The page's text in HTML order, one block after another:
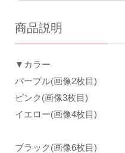
商品説明
▼カラー
パープル(画像2枚目)
ピンク(画像3枚目)
イエロー(画像4枚目)
ブラック(画像6枚目)